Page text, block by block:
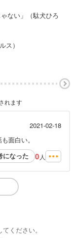
ない」（駄犬ひろ
ス）
れます
2021-02-18
面白い。
になった
0 人
ください。